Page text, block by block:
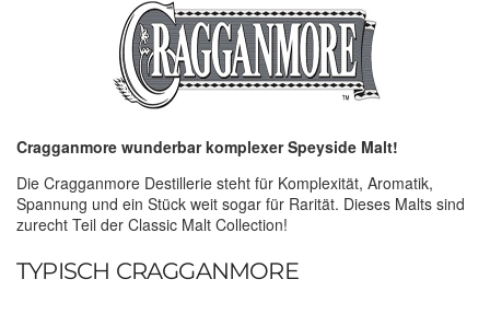
Cragganmore wunderbar komplexer Speyside Malt!
Die Cragganmore Destillerie steht für Komplexität, Aromatik,
Spannung und ein Stück weit sogar für Rarität. Dieses Malts sind
zurecht Teil der Classic Malt Collection!
TYPISCH CRAGGANMORE